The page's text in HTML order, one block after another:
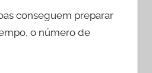
conseguem preparar
o número de